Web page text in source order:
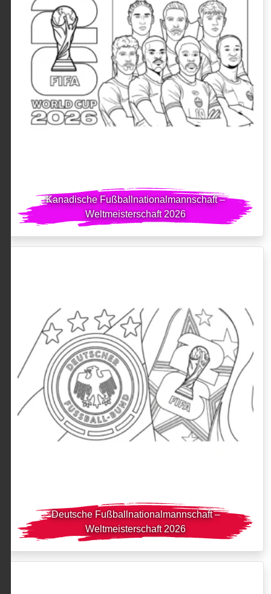
Kanadische Fußballnationalmannschaft –
Weltmeisterschaft 2026
Deutsche Fußballnationalmannschaft –
Weltmeisterschaft 2026